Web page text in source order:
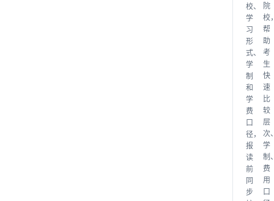
校、
学
习
形
式、
学
制
和
学
费
口
径，
报
读
前
同
步
院
校
帮
助
考
生
快
速
比
较
层
次
学
制
费
用
口